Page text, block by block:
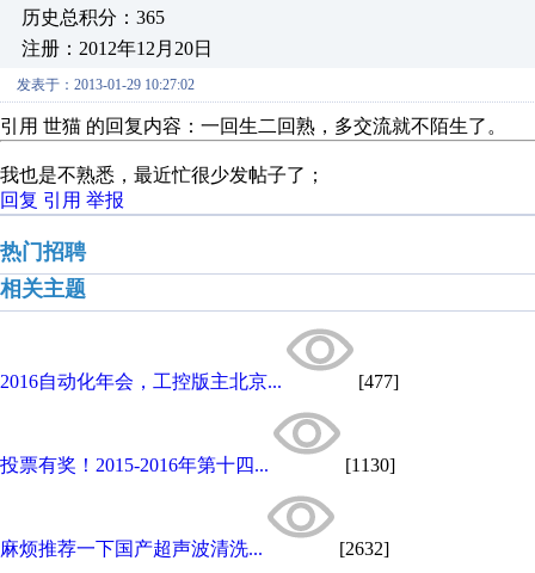
历史总积分：365
注册：2012年12月20日
发表于：2013-01-29 10:27:02
引用 世猫 的回复内容：一回生二回熟，多交流就不陌生了。
我也是不熟悉，最近忙很少发帖子了；
回复 引用 举报
热门招聘
相关主题
2016自动化年会，工控版主北京... [477]
投票有奖！2015-2016年第十四... [1130]
麻烦推荐一下国产超声波清洗... [2632]